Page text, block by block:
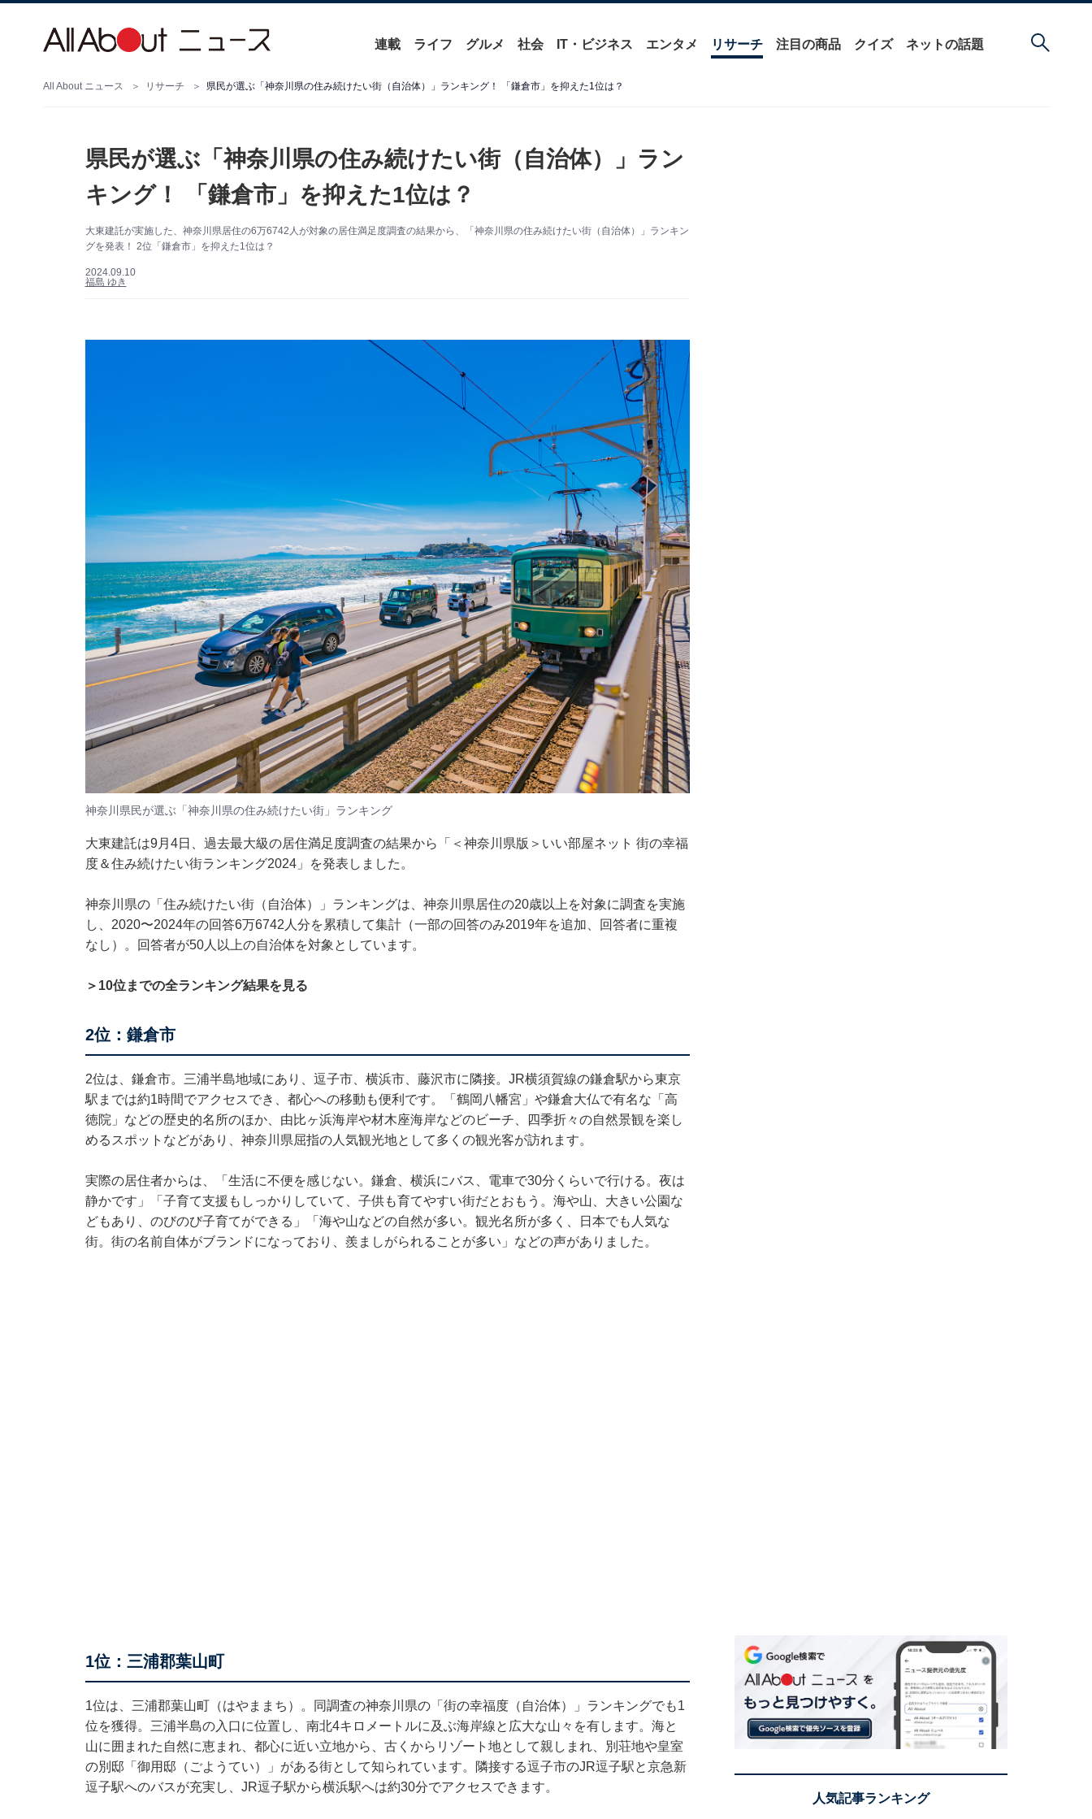
連載 ライフ グルメ 社会 IT・ビジネス エンタメ リサーチ 注目の商品 クイズ ネットの話題
All About ニュース リサーチ 県民が選ぶ「神奈川県の住み続けたい街（自治体）」ランキング！ 「鎌倉市」を抑えた1位は？
県民が選ぶ「神奈川県の住み続けたい街（自治体）」ラン
キング！ 「鎌倉市」を抑えた1位は？
大東建託が実施した、神奈川県居住の6万6742人が対象の居住満足度調査の結果から、「神奈川県の住み続けたい街（自治体）」ランキン
グを発表！ 2位「鎌倉市」を抑えた1位は？
2024.09.10
福島 ゆき
神奈川県民が選ぶ「神奈川県の住み続けたい街」ランキング
大東建託は9月4日、過去最大級の居住満足度調査の結果から「＜神奈川県版＞いい部屋ネット 街の幸福
度＆住み続けたい街ランキング2024」を発表しました。
神奈川県の「住み続けたい街（自治体）」ランキングは、神奈川県居住の20歳以上を対象に調査を実施
し、2020〜2024年の回答6万6742人分を累積して集計（一部の回答のみ2019年を追加、回答者に重複
なし）。回答者が50人以上の自治体を対象としています。
＞10位までの全ランキング結果を見る
2位：鎌倉市
2位は、鎌倉市。三浦半島地域にあり、逗子市、横浜市、藤沢市に隣接。JR横須賀線の鎌倉駅から東京
駅までは約1時間でアクセスでき、都心への移動も便利です。「鶴岡八幡宮」や鎌倉大仏で有名な「高
徳院」などの歴史的名所のほか、由比ヶ浜海岸や材木座海岸などのビーチ、四季折々の自然景観を楽し
めるスポットなどがあり、神奈川県屈指の人気観光地として多くの観光客が訪れます。
実際の居住者からは、「生活に不便を感じない。鎌倉、横浜にバス、電車で30分くらいで行ける。夜は
静かです」「子育て支援もしっかりしていて、子供も育てやすい街だとおもう。海や山、大きい公園な
どもあり、のびのび子育てができる」「海や山などの自然が多い。観光名所が多く、日本でも人気な
街。街の名前自体がブランドになっており、羨ましがられることが多い」などの声がありました。
1位：三浦郡葉山町
1位は、三浦郡葉山町（はやままち）。同調査の神奈川県の「街の幸福度（自治体）」ランキングでも1
位を獲得。三浦半島の入口に位置し、南北4キロメートルに及ぶ海岸線と広大な山々を有します。海と
山に囲まれた自然に恵まれ、都心に近い立地から、古くからリゾート地として親しまれ、別荘地や皇室
の別邸「御用邸（ごようてい）」がある街として知られています。隣接する逗子市のJR逗子駅と京急新
逗子駅へのバスが充実し、JR逗子駅から横浜駅へは約30分でアクセスできます。